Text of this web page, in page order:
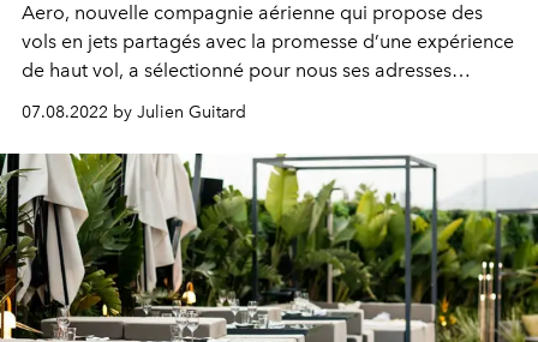
Aero, nouvelle compagnie aérienne qui propose des
vols en jets partagés avec la promesse d’une expérience
de haut vol, a sélectionné pour nous ses adresses
préférées sur la Côte d’Azur, un art de vivre en parfaite
cohérence avec ses clients.
07.08.2022 by Julien Guitard